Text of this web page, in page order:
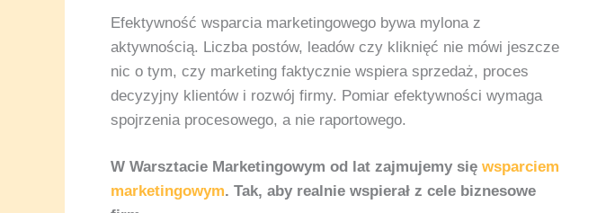
Efektywność wsparcia marketingowego bywa mylona z
aktywnością. Liczba postów, leadów czy kliknięć nie mówi jeszcze
nic o tym, czy marketing faktycznie wspiera sprzedaż, proces
decyzyjny klientów i rozwój firmy. Pomiar efektywności wymaga
spojrzenia procesowego, a nie raportowego.
W Warsztacie Marketingowym od lat zajmujemy się wsparciem
marketingowym. Tak, aby realnie wspierał z cele biznesowe